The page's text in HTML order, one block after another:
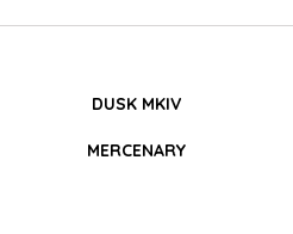
DUSK MKIV
MERCENARY